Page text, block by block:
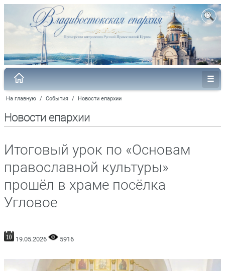
На главную / События / Новости епархии
Новости епархии
Итоговый урок по «Основам
православной культуры»
прошёл в храме посёлка
Угловое
19.05.2026 5916